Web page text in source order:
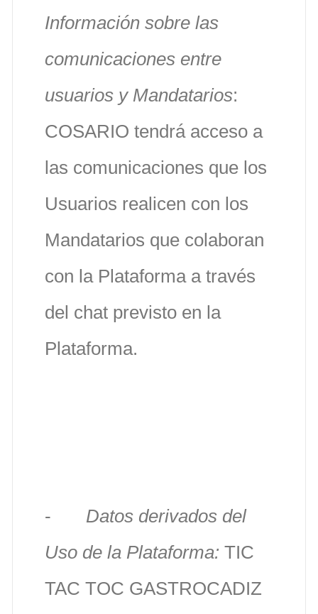
Información sobre las
comunicaciones entre
usuarios y Mandatarios:
COSARIO tendrá acceso a
las comunicaciones que los
Usuarios realicen con los
Mandatarios que colaboran
con la Plataforma a través
del chat previsto en la
Plataforma.
- Datos derivados del
Uso de la Plataforma: TIC
TAC TOC GASTROCADIZ